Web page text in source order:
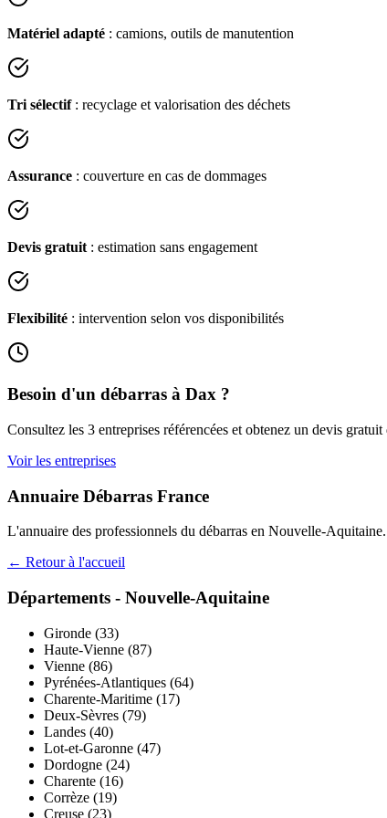
Matériel adapté : camions, outils de manutention
Tri sélectif: recyclage et valorisation des déchets
Assurance : couverture en cas de dommages
Devis gratuit: estimation sans engagement
Flexibilité : intervention selon vos disponibilités
Besoin d'un débarras à Dax ?
Consultez les 3 entreprises référencées et obtenez un devis gratuit
Voir les entreprises
Annuaire Débarras France
L'annuaire des professionnels du débarras en Nouvelle-Aquitaine.
← Retour à l'accueil
Départements - Nouvelle-Aquitaine
Gironde (33)
Haute-Vienne (87)
Vienne (86)
Pyrénées-Atlantiques (64)
Charente-Maritime (17)
Deux-Sèvres (79)
Landes (40)
Lot-et-Garonne (47)
Dordogne (24)
Charente (16)
Corrèze (19)
Creuse (23)